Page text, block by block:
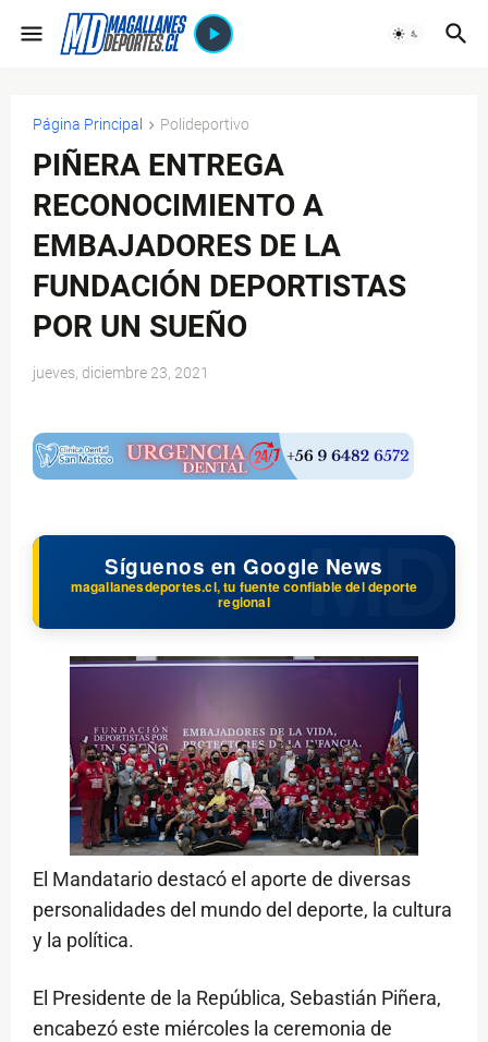
Página Principal Polideportivo
PIÑERA ENTREGA
RECONOCIMIENTO A
EMBAJADORES DE LA
FUNDACIÓN DEPORTISTAS
POR UN SUEÑO
jueves, diciembre 23, 2021
Síguenos en Google News
magallanesdeportes.cl, tu fuente confiable del deporte
regional
El Mandatario destacó el aporte de diversas
personalidades del mundo del deporte, la cultura
y la política.
El Presidente de la República, Sebastián Piñera,
encabezó este miércoles la ceremonia de